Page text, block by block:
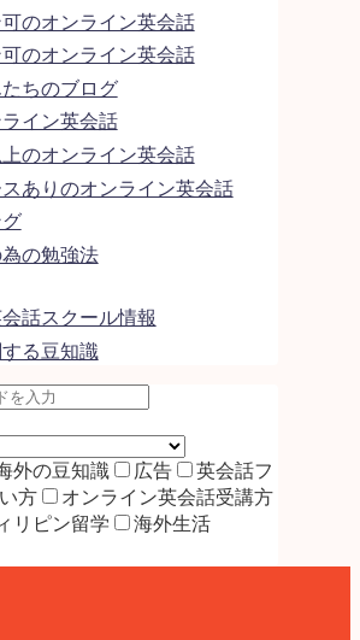
のオンライン英会話
のオンライン英会話
ちのブログ
イン英会話
のオンライン英会話
ありのオンライン英会話
の勉強法
話スクール情報
る豆知識
外の豆知識 広告
英会話フ
方
オンライン英会話受講方
リピン留学 海外生活